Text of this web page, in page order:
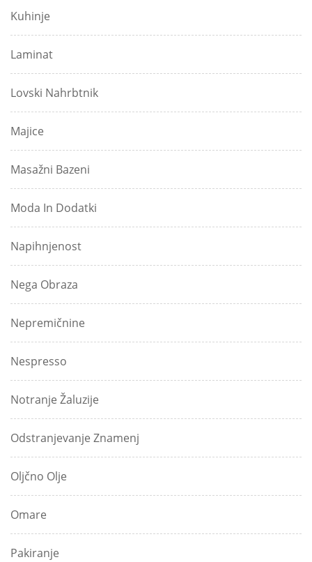
Kuhinje
Laminat
Lovski Nahrbtnik
Majice
Masažni Bazeni
Moda In Dodatki
Napihnjenost
Nega Obraza
Nepremičnine
Nespresso
Notranje Žaluzije
Odstranjevanje Znamenj
Oljčno Olje
Omare
Pakiranje